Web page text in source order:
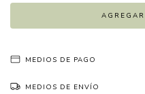
MEDIOS DE PAGO
MEDIOS DE ENVÍO